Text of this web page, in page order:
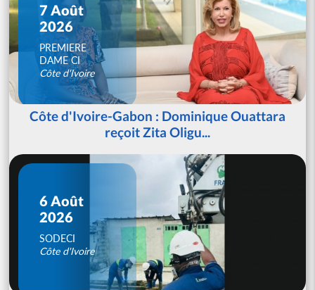
7 Août
2026
PREMIERE
DAME CI
Côte d'Ivoire
Côte d'Ivoire-Gabon : Dominique Ouattara
reçoit Zita Oligu...
6 Août
2026
SODECI
Côte d'Ivoire